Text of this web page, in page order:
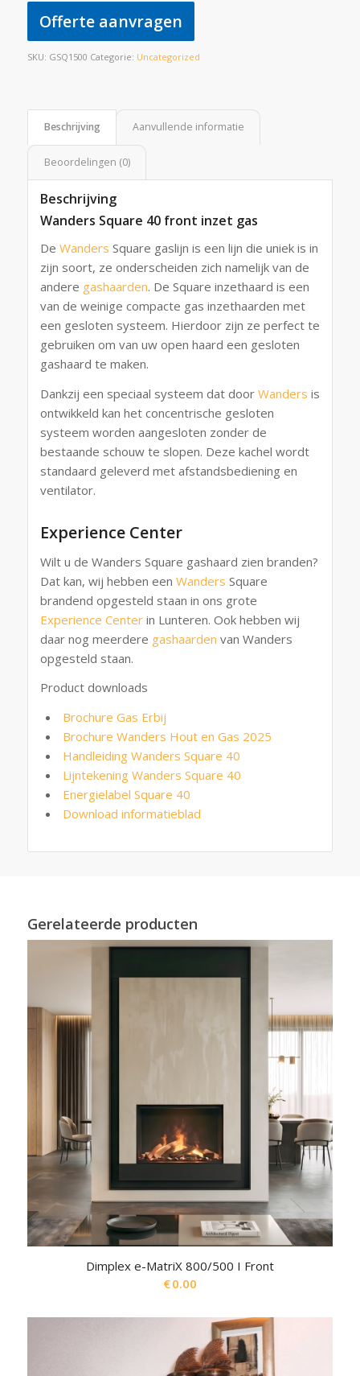
Offerte aanvragen
SKU: GSQ1500 Categorie: Uncategorized
Beschrijving Aanvullende informatie
Beoordelingen (0)
Beschrijving
Wanders Square 40 front inzet gas
De Wanders Square gaslijn is een lijn die uniek is in
zijn soort, ze onderscheiden zich namelijk van de
andere gashaarden. De Square inzethaard is een
van de weinige compacte gas inzethaarden met
een gesloten systeem. Hierdoor zijn ze perfect te
gebruiken om van uw open haard een gesloten
gashaard te maken.
Dankzij een speciaal systeem dat door Wanders is
ontwikkeld kan het concentrische gesloten
systeem worden aangesloten zonder de
bestaande schouw te slopen. Deze kachel wordt
standaard geleverd met afstandsbediening en
ventilator.
Experience Center
Wilt u de Wanders Square gashaard zien branden?
Dat kan, wij hebben een Wanders Square
brandend opgesteld staan in ons grote
Experience Centerin Lunteren. Ook hebben wij
daar nog meerdere gashaarden van Wanders
opgesteld staan.
Product downloads
Brochure Gas Erbij
Brochure Wanders Hout en Gas 2025
Handleiding Wanders Square 40
Lijntekening Wanders Square 40
Energielabel Square 40
Download informatieblad
Gerelateerde producten
Dimplex e-MatriX 800/500 I Front
€0.00